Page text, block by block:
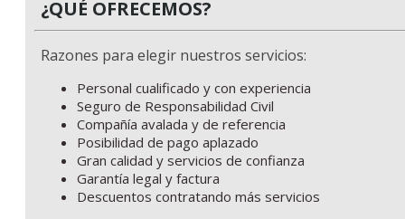
¿QUÉ OFRECEMOS?
Razones para elegir nuestros servicios:
Personal cualificado y con experiencia
Seguro de Responsabilidad Civil
Compañía avalada y de referencia
Posibilidad de pago aplazado
Gran calidad y servicios de confianza
Garantía legal y factura
Descuentos contratando más servicios